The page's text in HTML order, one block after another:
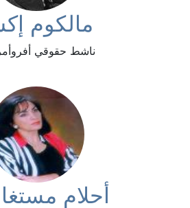
مالكوم
ناشط حقوقي
أحلام